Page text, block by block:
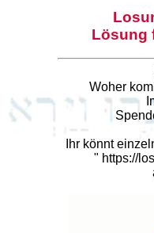
Lösung
Woher
Ihr könnt
" https://